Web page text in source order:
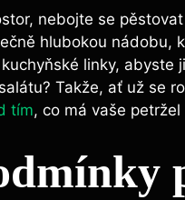
nebojte se
⁣hlubokou nádobu,‍
​linky, abyste
Takže, ať už se
tím,⁤ co má vaše petržel